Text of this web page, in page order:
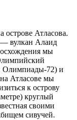
Атласова.
— вулкан Алаид
мы
Олимпиады-72) и
Атласове мы
к острову
круглый
своими
сивучей.